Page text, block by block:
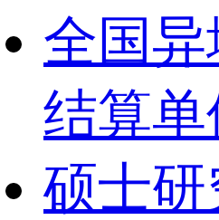
全国
结算单
硕士